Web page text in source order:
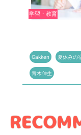
学習・教育
Gakken 夏休みの
青木伸生